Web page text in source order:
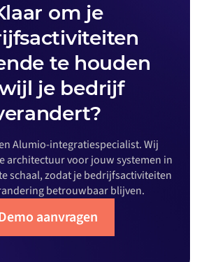
om je
te houden
je bedrijf
Alumio-integratiespecialist. Wij
architectuur voor jouw systemen in
schaal, zodat je bedrijfsactiviteiten
betrouwbaar blijven.
aanvragen